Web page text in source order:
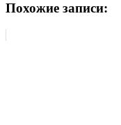
Похожие записи: